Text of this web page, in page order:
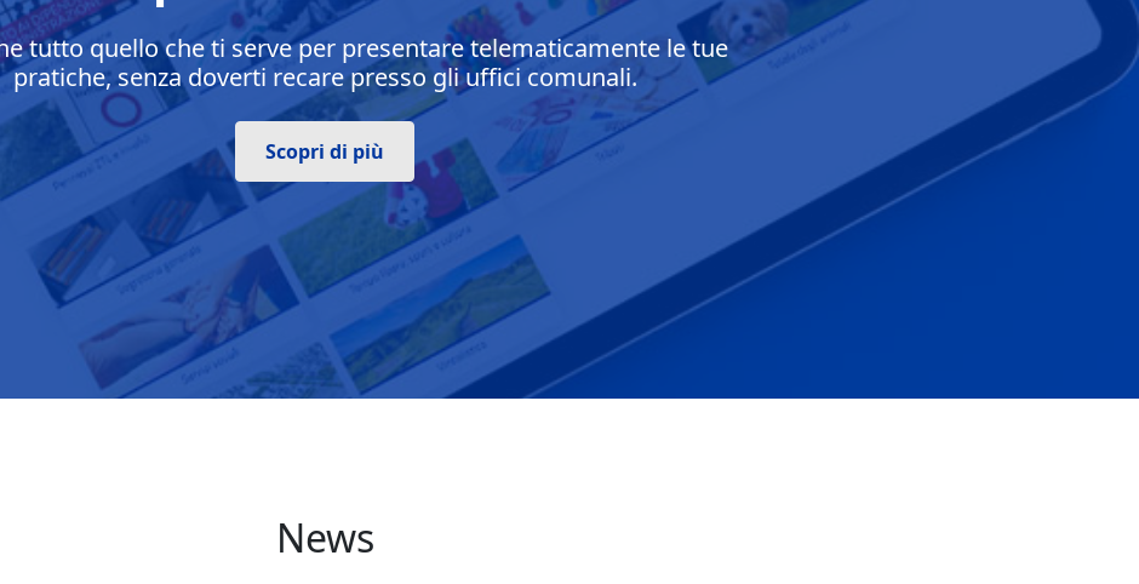
tutto quello che ti serve per presentare telematicamente le tue
pratiche, senza doverti recare presso gli uffici comunali.
Scopri di più
News